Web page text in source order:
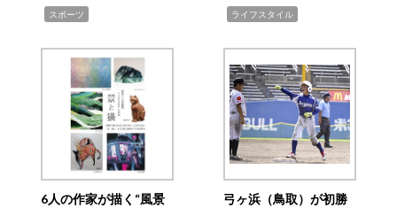
スポーツ ライフスタイル
6人の作家が描く“風景
弓ヶ浜（鳥取）が初勝